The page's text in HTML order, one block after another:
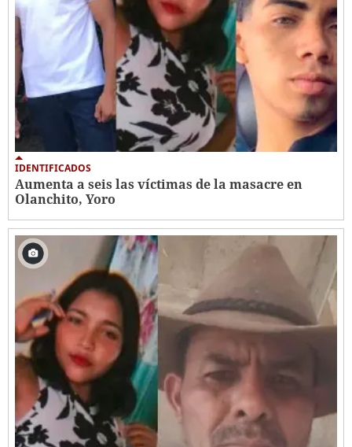
IDENTIFICADOS
Aumenta a seis las víctimas de la masacre en
Olanchito, Yoro